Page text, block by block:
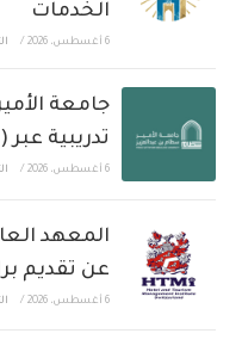
الخدمات
6 أغسطس، 2026 /
جامعة
تدريبية عبر
6 أغسطس، 2026 /
المعهد
عن تقديم
6 أغسطس، 2026 /